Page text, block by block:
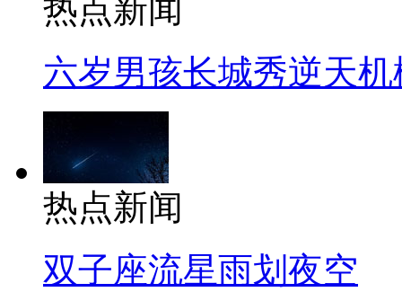
热点新闻
六岁男孩长城秀逆天机
热点新闻
双子座流星雨划夜空